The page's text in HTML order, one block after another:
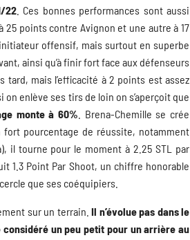
22. Ces bonnes performances sont aussi
points contre Avignon et une autre à 17
offensif, mais surtout en superbe
ainsi qu’à finir fort face aux défenseurs
tard, mais l’efficacité à 2 points est assez
on enlève ses tirs de loin on s’aperçoit que
monte à 60% . Brena-Chemille se crée
pourcentage de réussite, notamment
il tourne pour le moment à 2.25 STL par
1.3 Point Par Shoot, un chiffre honorable
que ses coéquipiers.
sur un terrain.Il n’évolue pas dans le
un peu petit pour un arrière au